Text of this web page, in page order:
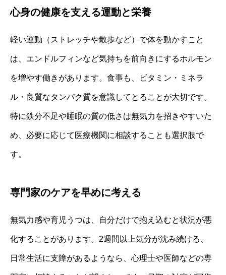
心身の健康を支える運動と栄養
軽い運動（ストレッチや散歩など）で体を動かすこと
は、エンドルフィンなど気持ちを前向きにするホルモン
を増やす働きがあります。食事も、ビタミン・ミネラ
ル・良質なタンパク質を意識してとることが大切です。
特に鉄分不足や睡眠の質の低さは無気力を招きやすいた
め、必要に応じて医療機関に相談することも選択肢で
す。
専門家のケアを早めに考える
無気力感や育児うつは、自分だけで抱え込むと状況が悪
化することがあります。2週間以上気分が沈み続ける、
日常生活に支障があるようなら、心理士や医師などの専